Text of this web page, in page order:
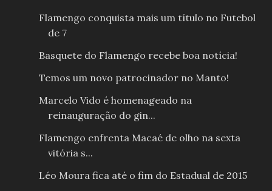
Flamengo conquista mais um título no Futebol
de 7
Basquete do Flamengo recebe boa notícia!
Temos um novo patrocinador no Manto!
Marcelo Vido é homenageado na
reinauguração do gin...
Flamengo enfrenta Macaé de olho na sexta
vitória s...
Léo Moura fica até o fim do Estadual de 2015